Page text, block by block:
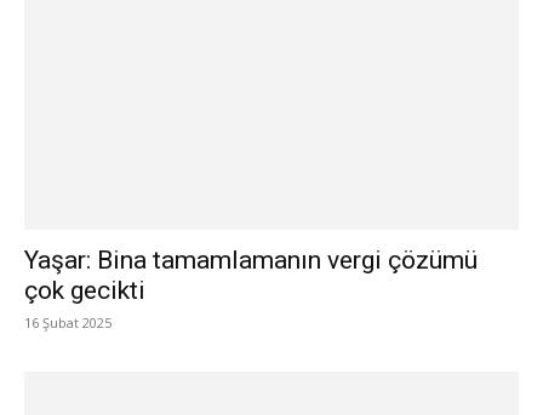
Yaşar: Bina tamamlamanın vergi çözümü
çok gecikti
16 Şubat 2025